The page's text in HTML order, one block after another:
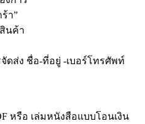
า”
นค้า
ส่ง ชื่อ-ที่อยู่ -เบอร์โทรศัพท์
หรือ เล่มหนังสือแบบโอนเงิน